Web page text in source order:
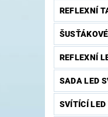
REFLEXNÍ
REFLEXNÍ
SADA LED
SVÍTÍCÍ LED